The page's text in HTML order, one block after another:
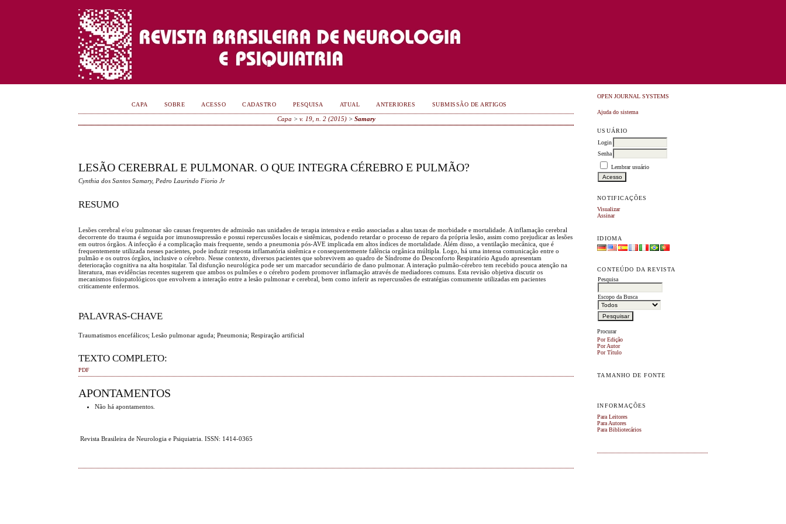
OPEN JOURNAL SYSTEMS
Ajuda do sistema
USUÁRIO
Login
Senha
Lembrar usuário
NOTIFICAÇÕES
Visualizar
Assinar
IDIOMA
CONTEÚDO DA REVISTA
Pesquisa
Escopo da Busca
Procurar
Por Edição
Por Autor
Por Título
TAMANHO DE FONTE
INFORMAÇÕES
Para Leitores
Para Autores
Para Bibliotecários
CAPA SOBRE ACESSO CADASTRO PESQUISA ATUAL ANTERIORES SUBMISSÃO DE ARTIGOS
Capa > v. 19, n. 2 (2015)> Samary
LESÃO CEREBRAL E PULMONAR. O QUE INTEGRA CÉREBRO E PULMÃO?
Cynthia dos Santos Samary, Pedro Laurindo Fiorio Jr
RESUMO
Lesões cerebral e/ou pulmonar são causas frequentes de admissão nas unidades de terapia intensiva e estão associadas a altas taxas de morbidade e mortalidade. A inflamação cerebral
decorrente do trauma é seguida por imunossupressão e possui repercussões locais e sistêmicas, podendo retardar o processo de reparo da própria lesão, assim como prejudicar as lesões
em outros órgãos. A infecção é a complicação mais frequente, sendo a pneumonia pós-AVE implicada em altos índices de mortalidade. Além disso, a ventilação mecânica, que é
frequentemente utilizada nesses pacientes, pode induzir resposta inflamatória sistêmica e consequentemente falência orgânica múltipla. Logo, há uma intensa comunicação entre o
pulmão e os outros órgãos, inclusive o cérebro. Nesse contexto, diversos pacientes que sobrevivem ao quadro de Síndrome do Desconforto Respiratório Agudo apresentam
deterioração cognitiva na alta hospitalar. Tal disfunção neurológica pode ser um marcador secundário de dano pulmonar. A interação pulmão-cérebro tem recebido pouca atenção na
literatura, mas evidências recentes sugerem que ambos os pulmões e o cérebro podem promover inflamação através de mediadores comuns. Esta revisão objetiva discutir os
mecanismos fisiopatológicos que envolvem a interação entre a lesão pulmonar e cerebral, bem como inferir as repercussões de estratégias comumente utilizadas em pacientes
criticamente enfermos.
PALAVRAS-CHAVE
Traumatismos encefálicos; Lesão pulmonar aguda; Pneumonia; Respiração artificial
TEXTO COMPLETO:
PDF
APONTAMENTOS
Não há apontamentos.
Revista Brasileira de Neurologia e Psiquiatria. ISSN: 1414-0365